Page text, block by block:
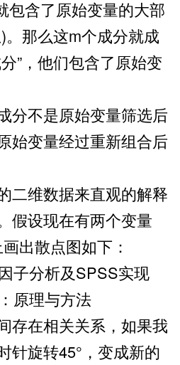
包含了原始变量的大部
那么这m个成分就成
”，他们包含了原始变
不是原始变量筛选后
始变量经过重新组合后
维数据来直观的解释
假设现在有两个变量
出散点图如下：
在相关关系，如果我
针旋转45°，变成新的